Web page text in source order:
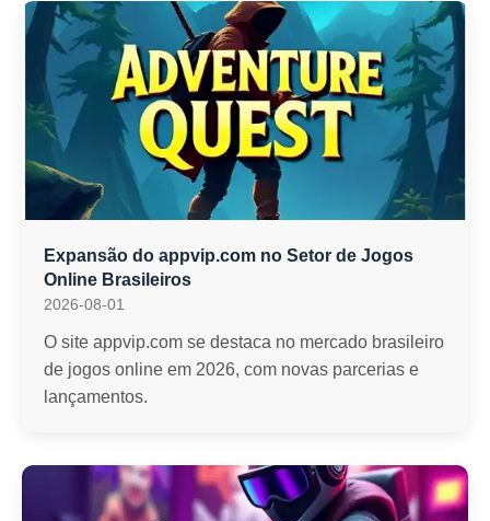
Expansão do appvip.com no Setor de Jogos
Online Brasileiros
2026-08-01
O site appvip.com se destaca no mercado brasileiro
de jogos online em 2026, com novas parcerias e
lançamentos.